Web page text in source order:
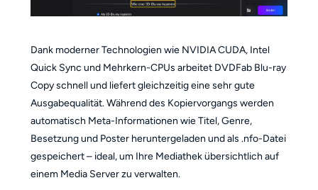
Dank moderner Technologien wie NVIDIA CUDA, Intel
Quick Sync und Mehrkern-CPUs arbeitet DVDFab Blu-ray
Copy schnell und liefert gleichzeitig eine sehr gute
Ausgabequalität. Während des Kopiervorgangs werden
automatisch Meta-Informationen wie Titel, Genre,
Besetzung und Poster heruntergeladen und als .nfo-Datei
gespeichert – ideal, um Ihre Mediathek übersichtlich auf
einem Media Server zu verwalten.